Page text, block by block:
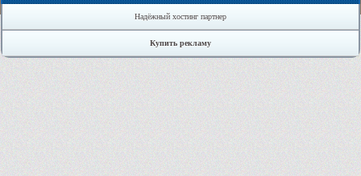
Надёжный хостинг партнер
Купить рекламу